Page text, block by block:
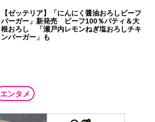
【ゼッテリア】「にんにく醤油おろしビーフ
バーガー」新発売 ビーフ100％パティ＆大
根おろし 「瀬戸内レモンねぎ塩おろしチキ
ンバーガー」も
エンタメ